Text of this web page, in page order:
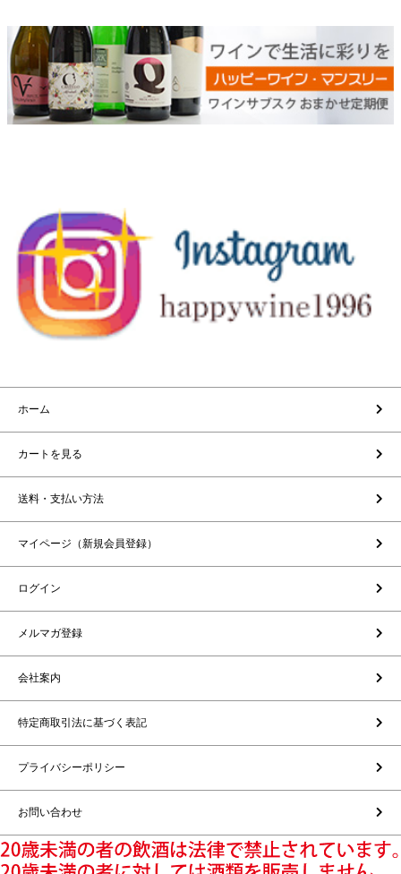
ホーム
カートを見る
送料・支払い方法
マイページ（新規会員登録）
ログイン
メルマガ登録
会社案内
特定商取引法に基づく表記
プライバシーポリシー
お問い合わせ